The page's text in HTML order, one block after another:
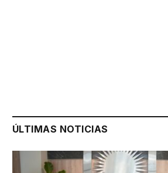
ÚLTIMAS NOTICIAS